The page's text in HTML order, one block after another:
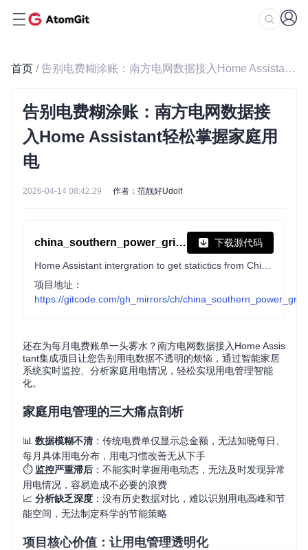
首页 / 告别电费糊涂账：南方电网数据接入Home Assistant轻松掌握家庭用电
告别电费糊涂账：南方电网数据接
入Home Assistant轻松掌握家庭用
电
2026-04-14 08:42:29 作者：范靓好Udolf
china_southern_power_grid_stat 下载源代码
项目地址：
https://gitcode.com/gh_mirrors/ch/
还在为每月电费账单一头雾水？南方电网数据接入Home Assis
tant集成项目让您告别用电数据不透明的烦恼，通过智能家居
系统实时监控、分析家庭用电情况，轻松实现用电管理智能
化。
家庭用电管理的三大痛点剖析
📊 数据模糊不清：传统电费单仅显示总金额，无法知晓每日、
每月具体用电分布，用电习惯改善无从下手
⏱️ 监控严重滞后 ：不能实时掌握用电动态，无法及时发现异常
用电情况，容易造成不必要的浪费
📈 分析缺乏深度 ：没有历史数据对比，难以识别用电高峰和节
能空间，无法制定科学的节能策略
项目核心价值：让用电管理透明化